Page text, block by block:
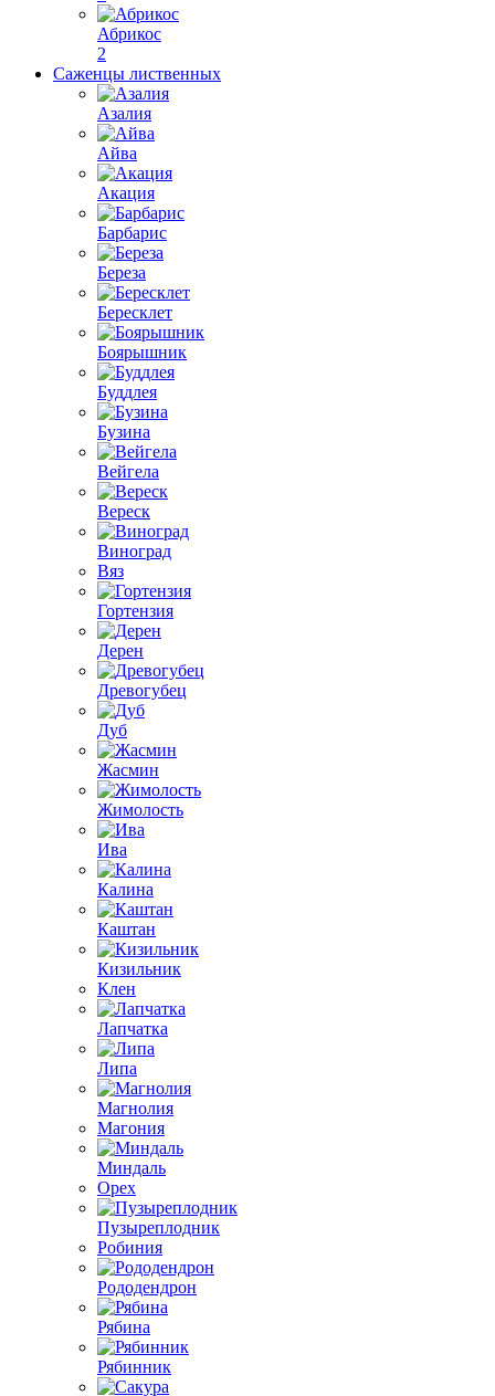
Абрикос
2
Саженцы лиственных
Азалия
Айва
Акация
Барбарис
Береза
Бересклет
Боярышник
Буддлея
Бузина
Вейгела
Вереск
Виноград
Вяз
Гортензия
Дерен
Древогубец
Дуб
Жасмин
Жимолость
Ива
Калина
Каштан
Кизильник
Клен
Лапчатка
Липа
Магнолия
Магония
Миндаль
Орех
Пузыреплодник
Робиния
Рододендрон
Рябина
Рябинник